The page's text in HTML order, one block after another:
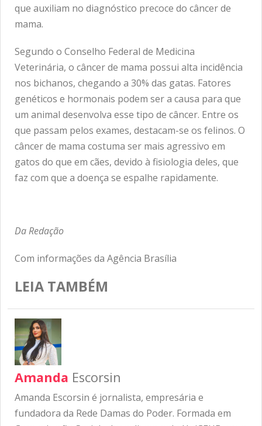
que auxiliam no diagnóstico precoce do câncer de
mama.
Segundo o Conselho Federal de Medicina
Veterinária, o câncer de mama possui alta incidência
nos bichanos, chegando a 30% das gatas. Fatores
genéticos e hormonais podem ser a causa para que
um animal desenvolva esse tipo de câncer. Entre os
que passam pelos exames, destacam-se os felinos. O
câncer de mama costuma ser mais agressivo em
gatos do que em cães, devido à fisiologia deles, que
faz com que a doença se espalhe rapidamente.
Da Redação
Com informações da Agência Brasília
LEIA TAMBÉM
Amanda Escorsin
Amanda Escorsin é jornalista, empresária e
fundadora da Rede Damas do Poder. Formada em